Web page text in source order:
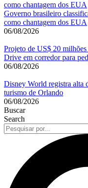
Governo brasileiro
como chantagem dos EUA
06/08/2026
Projeto de US$ 20
Drive em corredor para
06/08/2026
Disney World registra alta
turismo de Orlando
06/08/2026
Buscar
Search